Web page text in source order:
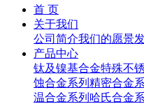
首 页
关于我们
公司简介我们的愿景
产品中心
钛及镍基合金特殊不
蚀合金系列 精密合金
温合金系列 哈氏合金